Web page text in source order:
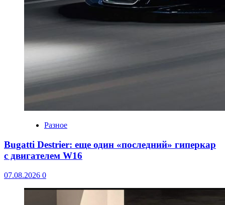
Разное
Bugatti Destrier: еще один «последний» гиперкар
с двигателем W16
07.08.2026 0